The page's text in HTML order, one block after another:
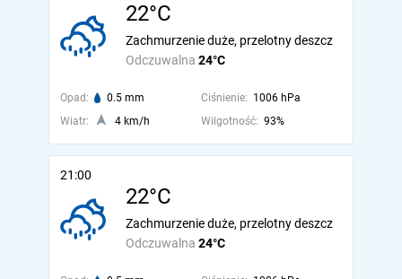
22°C
Odczuwalna 24°C
Zachmurzenie duże, przelotny deszcz
Opad: 0.5 mm Ciśnienie: 1006 hPa
Wiatr:
4 km/h Wilgotność: 93%
21:00
22°C
Odczuwalna 24°C
Zachmurzenie duże, przelotny deszcz